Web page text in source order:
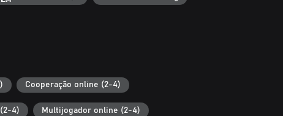
Cooperação online (2-4)
4) Multijogador online (2-4)